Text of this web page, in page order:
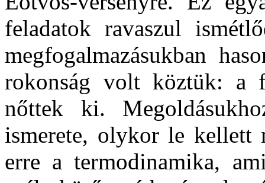
feladatok ravaszul
megfogalmazásukban
rokonság volt köztük: a
nőttek ki.
ismerete, olykor le kellett
erre a termodinamika,